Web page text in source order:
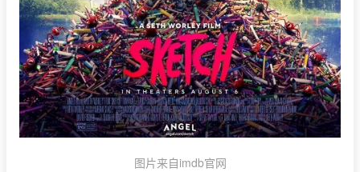
图片来自imdb官网